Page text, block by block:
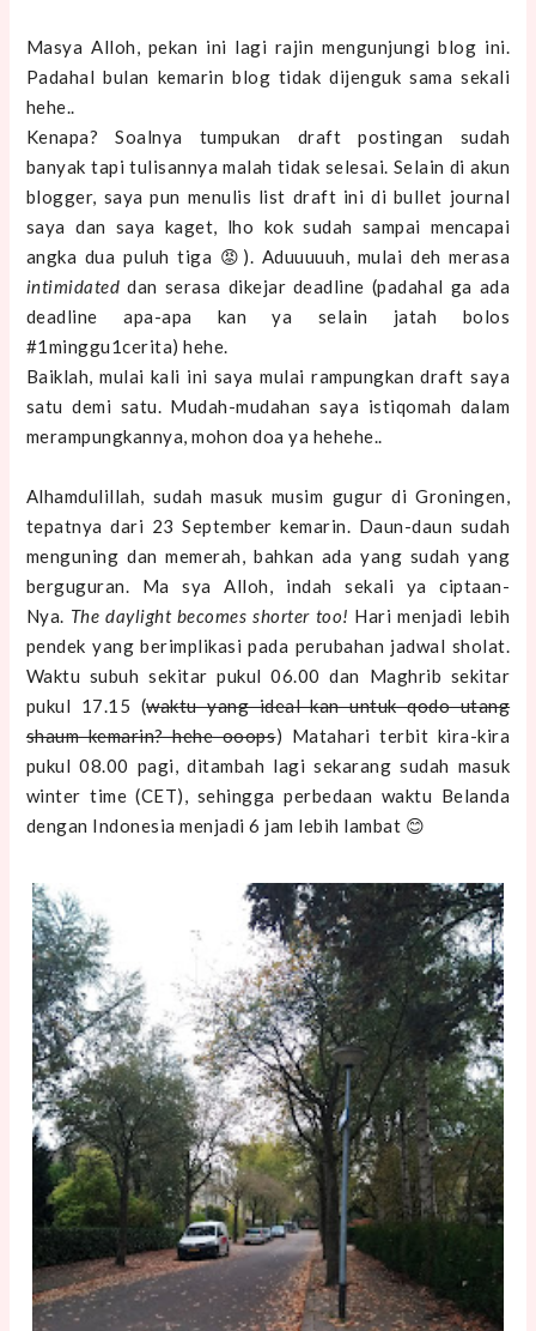
Masya Alloh, pekan ini lagi rajin mengunjungi blog ini.
Padahal bulan kemarin blog tidak dijenguk sama sekali
hehe..
Kenapa? Soalnya tumpukan draft postingan sudah
banyak tapi tulisannya malah tidak selesai. Selain di akun
blogger, saya pun menulis list draft ini di bullet journal
saya dan saya kaget, lho kok sudah sampai mencapai
angka dua puluh tiga 😡). Aduuuuuh, mulai deh merasa
intimidated dan serasa dikejar deadline (padahal ga ada
deadline apa-apa kan ya selain jatah bolos
#1minggu1cerita) hehe.
Baiklah, mulai kali ini saya mulai rampungkan draft saya
satu demi satu. Mudah-mudahan saya istiqomah dalam
merampungkannya, mohon doa ya hehehe..
Alhamdulillah, sudah masuk musim gugur di Groningen,
tepatnya dari 23 September kemarin. Daun-daun sudah
menguning dan memerah, bahkan ada yang sudah yang
berguguran. Ma sya Alloh, indah sekali ya ciptaan-
Nya. The daylight becomes shorter too! Hari menjadi lebih
pendek yang berimplikasi pada perubahan jadwal sholat.
Waktu subuh sekitar pukul 06.00 dan Maghrib sekitar
pukul 17.15 (waktu yang ideal kan untuk qodo utang
shaum kemarin? hehe ooops) Matahari terbit kira-kira
pukul 08.00 pagi, ditambah lagi sekarang sudah masuk
winter time (CET), sehingga perbedaan waktu Belanda
dengan Indonesia menjadi 6 jam lebih lambat 😊